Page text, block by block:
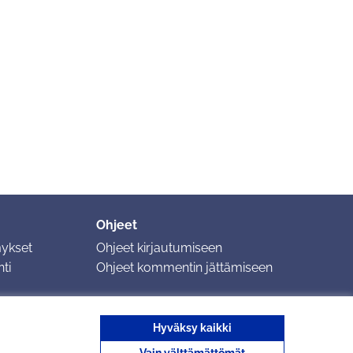
Hyväksy kaikki
Ohjeet
Ohjeet kirjautumiseen
Ohjeet kommentin jättämiseen